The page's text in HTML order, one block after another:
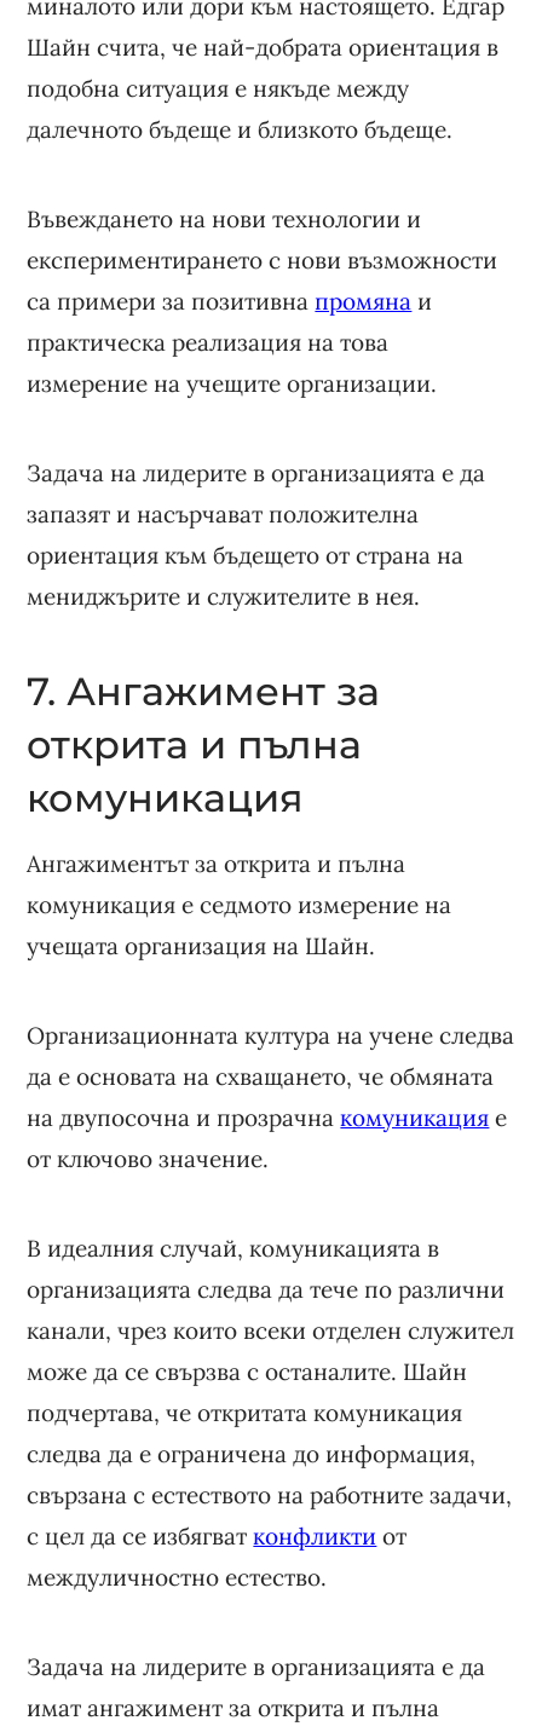
миналото или дори към настоящето. Едгар
Шайн счита, че най-добрата ориентация в
подобна ситуация е някъде между
далечното бъдеще и близкото бъдеще.
Въвеждането на нови технологии и
експериментирането с нови възможности
са примери за позитивна промяна и
практическа реализация на това
измерение на учещите организации.
Задача на лидерите в организацията е да
запазят и насърчават положителна
ориентация към бъдещето от страна на
мениджърите и служителите в нея.
7. Ангажимент за
открита и пълна
комуникация
Ангажиментът за открита и пълна
комуникация е седмото измерение на
учещата организация на Шайн.
Организационната култура на учене следва
да е основата на схващането, че обмяната
на двупосочна и прозрачнакомуникация е
от ключово значение.
В идеалния случай, комуникацията в
организацията следва да тече по различни
канали, чрез които всеки отделен служител
може да се свързва с останалите. Шайн
подчертава, че откритата комуникация
следва да е ограничена до информация,
свързана с естеството на работните задачи,
с цел да се избягватконфликти от
междуличностно естество.
Задача на лидерите в организацията е да
имат ангажимент за открита и пълна